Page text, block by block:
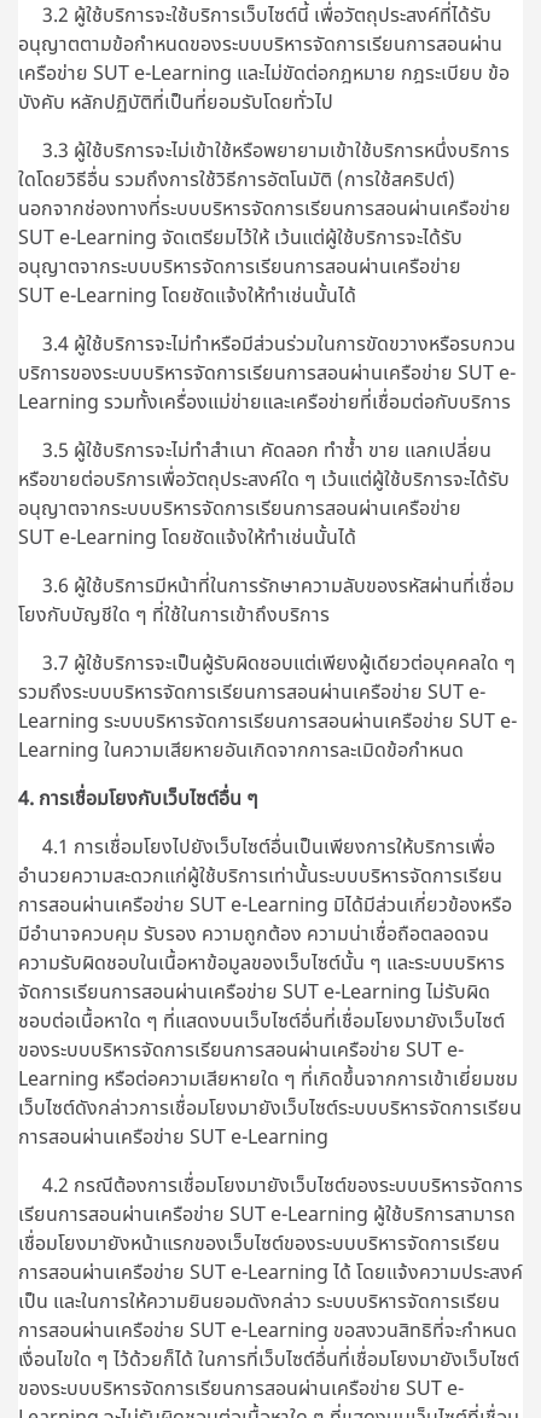
3.2 ผู้ใช้บริการจะใช้บริการเว็บไซต์นี้ เพื่อวัตถุประสงค์ที่ได้รับ
อนุญาตตามข้อกำหนดของระบบบริหารจัดการเรียนการสอนผ่าน
เครือข่าย SUT e-Learning และไม่ขัดต่อกฎหมาย กฎระเบียบ ข้อ
บังคับ หลักปฏิบัติที่เป็นที่ยอมรับโดยทั่วไป
3.3 ผู้ใช้บริการจะไม่เข้าใช้หรือพยายามเข้าใช้บริการหนึ่งบริการ
ใดโดยวิธีอื่น รวมถึงการใช้วิธีการอัตโนมัติ (การใช้สคริปต์)
นอกจากช่องทางที่ระบบบริหารจัดการเรียนการสอนผ่านเครือข่าย
SUT e-Learning จัดเตรียมไว้ให้ เว้นแต่ผู้ใช้บริการจะได้รับ
อนุญาตจากระบบบริหารจัดการเรียนการสอนผ่านเครือข่าย
SUT e-Learning โดยชัดแจ้งให้ทำเช่นนั้นได้
3.4 ผู้ใช้บริการจะไม่ทำหรือมีส่วนร่วมในการขัดขวางหรือรบกวน
บริการของระบบบริหารจัดการเรียนการสอนผ่านเครือข่าย SUT e-
Learning รวมทั้งเครื่องแม่ข่ายและเครือข่ายที่เชื่อมต่อกับบริการ
3.5 ผู้ใช้บริการจะไม่ทำสำเนา คัดลอก ทำซ้ำ ขาย แลกเปลี่ยน
หรือขายต่อบริการเพื่อวัตถุประสงค์ใด ๆ เว้นแต่ผู้ใช้บริการจะได้รับ
อนุญาตจากระบบบริหารจัดการเรียนการสอนผ่านเครือข่าย
SUT e-Learning โดยชัดแจ้งให้ทำเช่นนั้นได้
3.6 ผู้ใช้บริการมีหน้าที่ในการรักษาความลับของรหัสผ่านที่เชื่อม
โยงกับบัญชีใด ๆ ที่ใช้ในการเข้าถึงบริการ
3.7 ผู้ใช้บริการจะเป็นผู้รับผิดชอบแต่เพียงผู้เดียวต่อบุคคลใด ๆ
รวมถึงระบบบริหารจัดการเรียนการสอนผ่านเครือข่าย SUT e-
Learning ระบบบริหารจัดการเรียนการสอนผ่านเครือข่าย SUT e-
Learning ในความเสียหายอันเกิดจากการละเมิดข้อกำหนด
4. การเชื่อมโยงกับเว็บไซต์อื่น ๆ
4.1 การเชื่อมโยงไปยังเว็บไซต์อื่นเป็นเพียงการให้บริการเพื่อ
อำนวยความสะดวกแก่ผู้ใช้บริการเท่านั้นระบบบริหารจัดการเรียน
การสอนผ่านเครือข่าย SUT e-Learning มิได้มีส่วนเกี่ยวข้องหรือ
มีอำนาจควบคุม รับรอง ความถูกต้อง ความน่าเชื่อถือตลอดจน
ความรับผิดชอบในเนื้อหาข้อมูลของเว็บไซต์นั้น ๆ และระบบบริหาร
จัดการเรียนการสอนผ่านเครือข่าย SUT e-Learning ไม่รับผิด
ชอบต่อเนื้อหาใด ๆ ที่แสดงบนเว็บไซต์อื่นที่เชื่อมโยงมายังเว็บไซต์
ของระบบบริหารจัดการเรียนการสอนผ่านเครือข่าย SUT e-
Learning หรือต่อความเสียหายใด ๆ ที่เกิดขึ้นจากการเข้าเยี่ยมชม
เว็บไซต์ดังกล่าวการเชื่อมโยงมายังเว็บไซต์ระบบบริหารจัดการเรียน
การสอนผ่านเครือข่าย SUT e-Learning
4.2 กรณีต้องการเชื่อมโยงมายังเว็บไซต์ของระบบบริหารจัดการ
เรียนการสอนผ่านเครือข่าย SUT e-Learning ผู้ใช้บริการสามารถ
เชื่อมโยงมายังหน้าแรกของเว็บไซต์ของระบบบริหารจัดการเรียน
การสอนผ่านเครือข่าย SUT e-Learning ได้ โดยแจ้งความประสงค์
เป็น และในการให้ความยินยอมดังกล่าว ระบบบริหารจัดการเรียน
การสอนผ่านเครือข่าย SUT e-Learning ขอสงวนสิทธิที่จะกำหนด
เงื่อนไขใด ๆ ไว้ด้วยก็ได้ ในการที่เว็บไซต์อื่นที่เชื่อมโยงมายังเว็บไซต์
ของระบบบริหารจัดการเรียนการสอนผ่านเครือข่าย SUT e-